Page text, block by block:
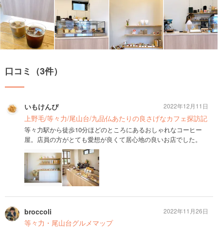
口コミ（3件）
いもけんぴ
上野毛/等々力/尾山台/九品仏あたりの良さげなカフェ探訪記
等々力駅から徒歩10分ほどのところにあるおしゃれなコーヒー
屋。店員の方がとても愛想が良くて居心地の良いお店でした。
2022年12月11日
broccoli
等々力・尾山台グルメマップ
2022年11月26日